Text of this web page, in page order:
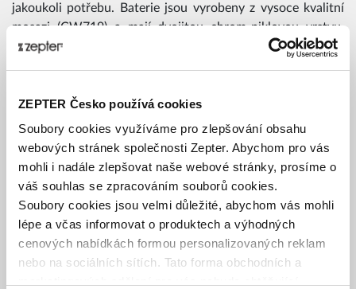
ZEPTER Česko používá cookies
Soubory cookies využíváme pro zlepšování obsahu
webových stránek společnosti Zepter. Abychom pro vás
mohli i nadále zlepšovat naše webové stránky, prosíme o
váš souhlas se zpracováním souborů cookies.
Soubory cookies jsou velmi důležité, abychom vás mohli
lépe a včas informovat o produktech a výhodných
cenových nabídkách formou personalizovaných reklam
nebo na sociálních sítích. Tato forma obchodních a
jakoukoli potřebu. Baterie jsou vyrobeny z vysoce kvalitní
mosazi (CW719) a mají dvojitou chrom-niklovou vrstvu,
díky čemuž jsou baterie vysoce odolné vůči korozi.
Bezpečnostní označení TüV Rheinland, hygienický certifikát,
špičkového produktu, který vám a vaší rodině bude
poskytovat cenné zdravotní výhody po mnoho let.